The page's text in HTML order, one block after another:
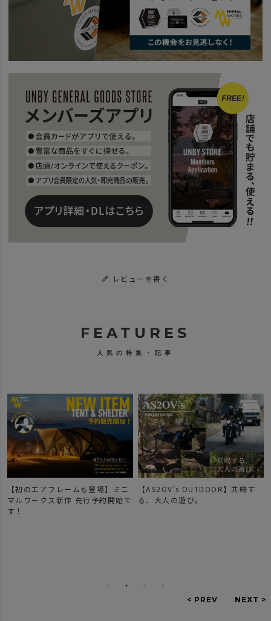
レビューを書く
FEATURES
人気の特集・記事
【初のエアフレームも登場】ミニ
マルワークス新作 先行予約開始で
す！
【AS2OV's OUTDOOR】共鳴す
る、大人の遊び。